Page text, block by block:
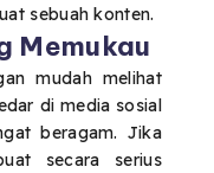
sebuah konten.
Memukau
mudah melihat
di media sosial
beragam. Jika
secara serius